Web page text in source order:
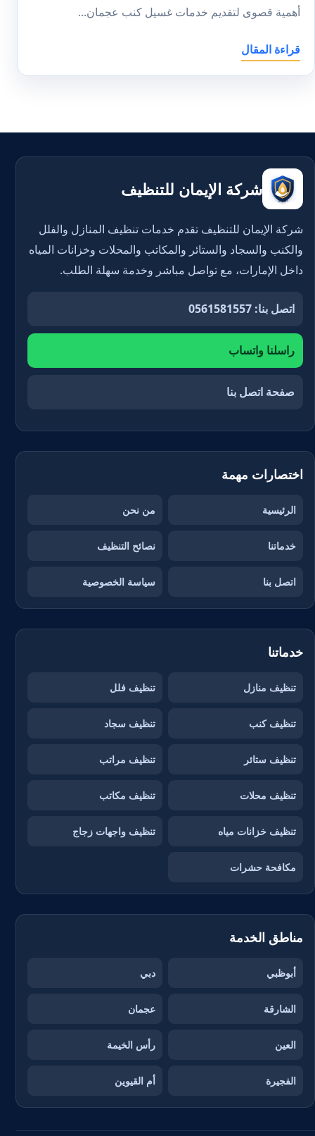
أهمية قصوى لتقديم خدمات غسيل كنب عجمان...
قراءة المقال
شركة الإيمان للتنظيف
شركة الإيمان للتنظيف تقدم خدمات تنظيف المنازل والفلل
والكنب والسجاد والستائر والمكاتب والمحلات وخزانات المياه
داخل الإمارات، مع تواصل مباشر وخدمة سهلة الطلب.
اتصل بنا: 0561581557
راسلنا واتساب
صفحة اتصل بنا
اختصارات مهمة
الرئيسية من نحن
خدماتنا نصائح التنظيف
اتصل بنا سياسة الخصوصية
خدماتنا
تنظيف منازل تنظيف فلل
تنظيف كنب تنظيف سجاد
تنظيف ستائر تنظيف مراتب
تنظيف محلات تنظيف مكاتب
تنظيف خزانات مياه تنظيف واجهات زجاج
مكافحة حشرات
مناطق الخدمة
أبوظبي دبي
الشارقة عجمان
العين رأس الخيمة
الفجيرة أم القيوين